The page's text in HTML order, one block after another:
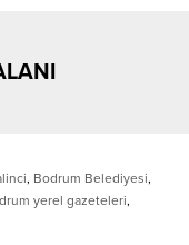
, Bodrum Belediyesi,
yerel gazeteleri,